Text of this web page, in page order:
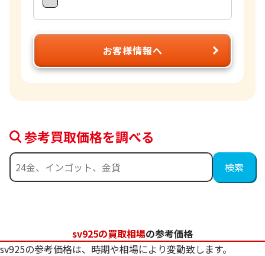
お客様情報へ
参考買取価格を調べる
sv925の買取相場の参考価格
sv925の参考価格は、時期や相場により変動致します。